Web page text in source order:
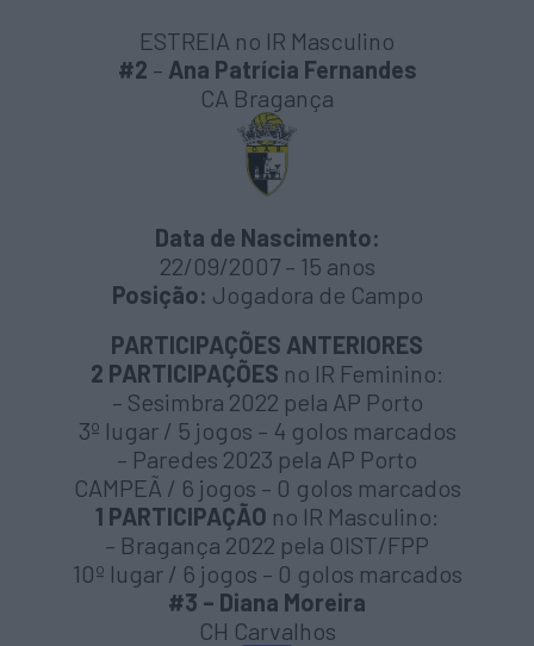
ESTREIA no IR Masculino
#2 – Ana Patrícia Fernandes
CA Bragança
Data de Nascimento:
22/09/2007 – 15 anos
Posição: Jogadora de Campo
PARTICIPAÇÕES ANTERIORES
2 PARTICIPAÇÕES no IR Feminino:
– Sesimbra 2022 pela AP Porto
3º lugar / 5 jogos – 4 golos marcados
– Paredes 2023 pela AP Porto
CAMPEÃ / 6 jogos – 0 golos marcados
1 PARTICIPAÇÃO no IR Masculino:
– Bragança 2022 pela OIST/FPP
10º lugar / 6 jogos – 0 golos marcados
#3 – Diana Moreira
CH Carvalhos